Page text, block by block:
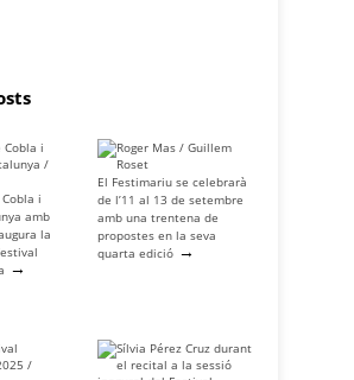
i
amb
la
→
El Festimariu se celebrarà
de l’11 al 13 de setembre
amb una trentena de
propostes en la seva
quarta edició →